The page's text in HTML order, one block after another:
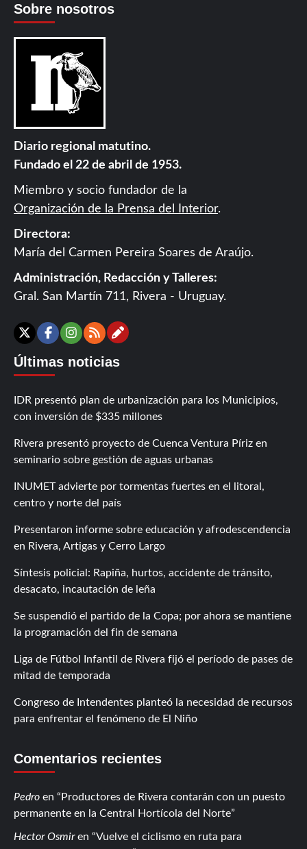
Sobre nosotros
Diario regional matutino.
Fundado el 22 de abril de 1953.
Miembro y socio fundador de la
Organización de la Prensa del Interior.
Directora:
María del Carmen Pereira Soares de Araújo.
Administración, Redacción y Talleres:
Gral. San Martín 711, Rivera - Uruguay.
X Facebook
Instagram
RSSContáctanos
Últimas noticias
IDR presentó plan de urbanización para los Municipios,
con inversión de $335 millones
Rivera presentó proyecto de Cuenca Ventura Píriz en
seminario sobre gestión de aguas urbanas
INUMET advierte por tormentas fuertes en el litoral,
centro y norte del país
Presentaron informe sobre educación y afrodescendencia
en Rivera, Artigas y Cerro Largo
Síntesis policial: Rapiña, hurtos, accidente de tránsito,
desacato, incautación de leña
Se suspendió el partido de la Copa; por ahora se mantiene
la programación del fin de semana
Liga de Fútbol Infantil de Rivera fijó el período de pases de
mitad de temporada
Congreso de Intendentes planteó la necesidad de recursos
para enfrentar el fenómeno de El Niño
Comentarios recientes
Pedro en
Productores de Rivera contarán con un puesto
permanente en la Central Hortícola del Norte
Hector Osmiren
Vuelve el ciclismo en ruta para